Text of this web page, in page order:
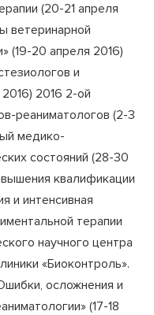
(20-21 апреля
ветеринарной
(19-20 апреля 2016)
и
2016 2-ой
реаниматологов (2-3
медико-
состояний (28-30
квалификации
и интенсивная
терапии
научного центра
«Биоконтроль».
осложнения и
(17-18